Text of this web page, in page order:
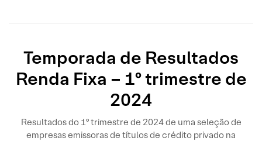
Temporada de Resultados
Renda Fixa – 1º trimestre de
2024
Resultados do 1º trimestre de 2024 de uma seleção de
empresas emissoras de títulos de crédito privado na